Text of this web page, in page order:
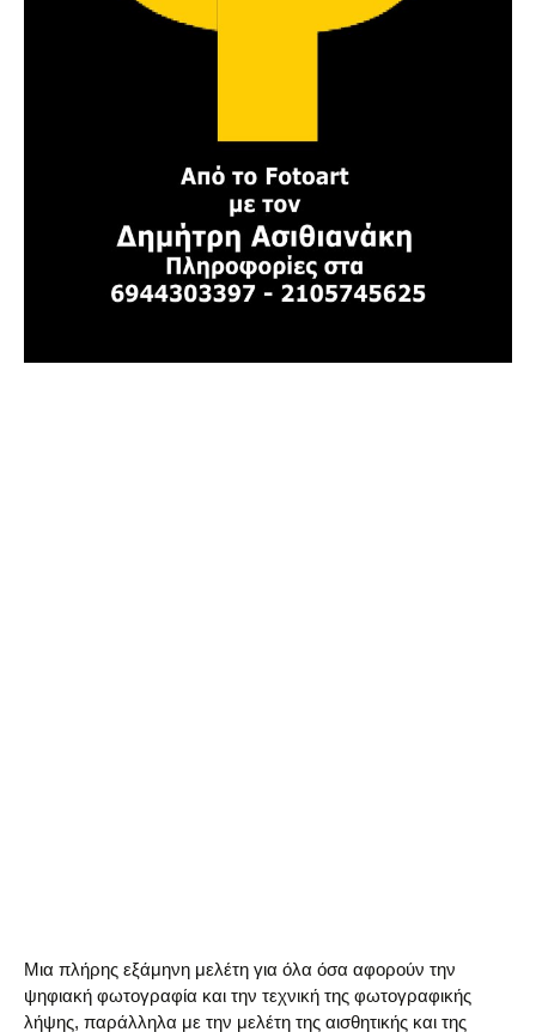
Μια πλήρης εξάμηνη μελέτη για όλα όσα αφορούν την
ψηφιακή φωτογραφία και την τεχνική της φωτογραφικής
λήψης, παράλληλα με την μελέτη της αισθητικής και της